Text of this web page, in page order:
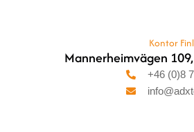
Kontor
Mannerheimvägen
+46 (0)8